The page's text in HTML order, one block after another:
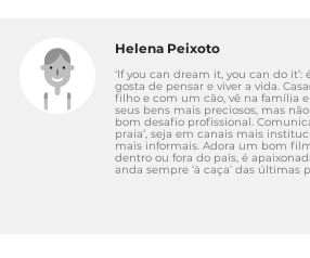
Helena Peixoto
‘If you can dream it, you can do it’:
gosta de pensar e viver a vida.
filho e com um cão, vê na família
seus bens mais preciosos, mas
bom desafio profissional.
praia’, seja em canais mais
mais informais. Adora um bom
dentro ou fora do país, é
anda sempre ‘à caça’ das últimas